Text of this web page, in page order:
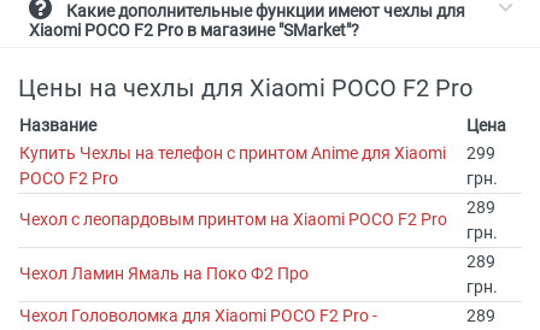
Xiaomi POCO F2 Pro в магазине "SMarket"?
Цены на чехлы для Xiaomi POCO F2 Pro
Название
Цена
Купить Чехлы на телефон с принтом Anime для Xiaomi
POCO F2 Pro
299
грн.
Чехол с леопардовым принтом на Xiaomi POCO F2 Pro
289
грн.
Чехол Ламин Ямаль на Поко Ф2 Про
289
грн.
Чехол Головоломка для Xiaomi POCO F2 Pro -
289